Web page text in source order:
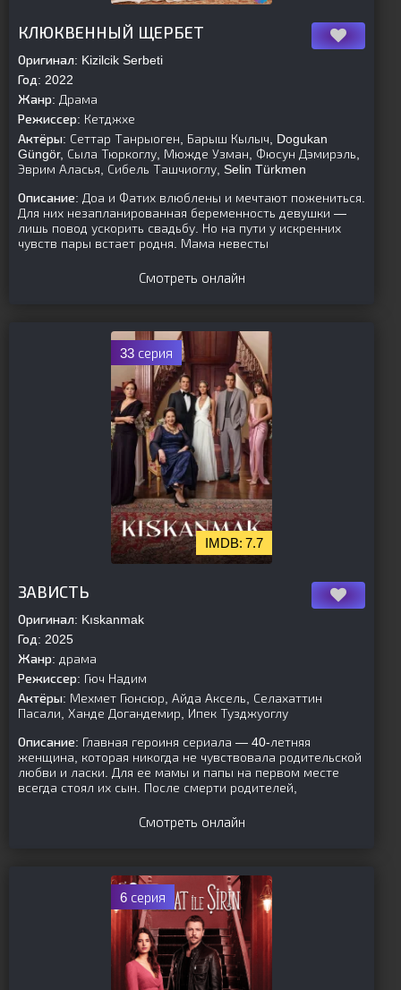
КЛЮКВЕННЫЙ ЩЕРБЕТ
Оригинал: Kizilcik Serbeti
Год: 2022
Жанр: Драма
Режиссер: Кетджхе
Актёры: Сеттар Танрыоген, Барыш Кылыч, Dogukan
Güngör, Сыла Тюркоглу, Мюжде Узман, Фюсун Дэмирэль,
Эврим Аласья, Сибель Ташчиоглу, Selin Türkmen
Описание: Доа и Фатих влюблены и мечтают пожениться.
Для них незапланированная беременность девушки —
лишь повод ускорить свадьбу. Но на пути у искренних
чувств пары встает родня. Мама невесты
Смотреть онлайн
33 серия
7.7
ЗАВИСТЬ
Оригинал: Kıskanmak
Год: 2025
Жанр: драма
Режиссер: Гюч Надим
Актёры: Мехмет Гюнсюр, Айда Аксель, Селахаттин
Пасали, Ханде Догандемир, Ипек Тузджуоглу
Описание: Главная героиня сериала — 40-летняя
женщина, которая никогда не чувствовала родительской
любви и ласки. Для ее мамы и папы на первом месте
всегда стоял их сын. После смерти родителей,
Смотреть онлайн
6 серия